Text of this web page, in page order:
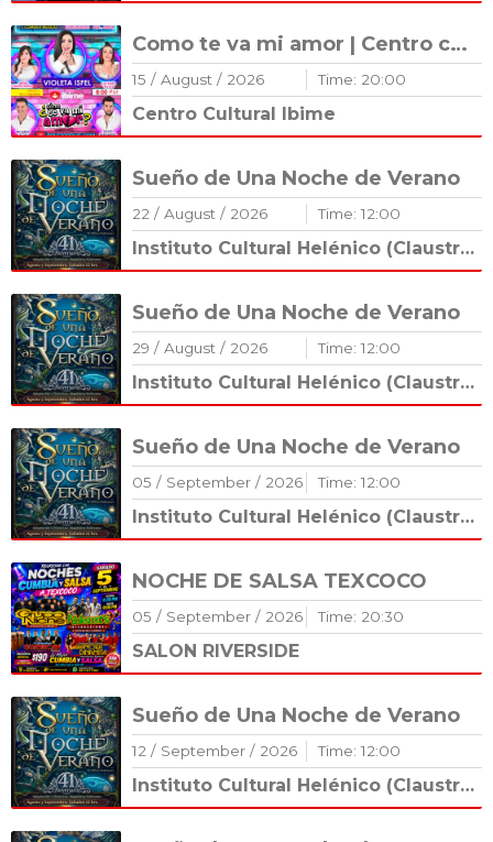
Como te va mi amor | Centro cultural Ibime
15 / August / 2026 Time: 20:00
Centro Cultural Ibime
Sueño de Una Noche de Verano
22 / August / 2026 Time: 12:00
Instituto Cultural Helénico (Claustro Románico)
Sueño de Una Noche de Verano
29 / August / 2026 Time: 12:00
Instituto Cultural Helénico (Claustro Románico)
Sueño de Una Noche de Verano
05 / September / 2026 Time: 12:00
Instituto Cultural Helénico (Claustro Románico)
NOCHE DE SALSA TEXCOCO
05 / September / 2026 Time: 20:30
SALON RIVERSIDE
Sueño de Una Noche de Verano
12 / September / 2026 Time: 12:00
Instituto Cultural Helénico (Claustro Románico)